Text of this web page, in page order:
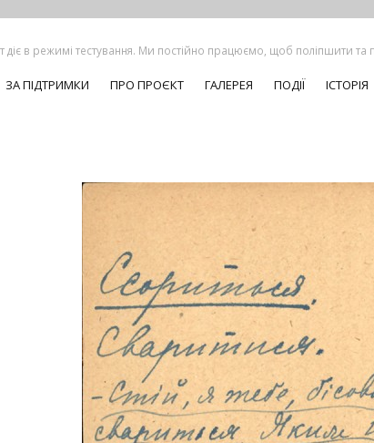
діє в режимі тестування. Ми постійно працюємо, щоб поліпшити та
ЗА ПІДТРИМКИ ПРО ПРОЄКТ ГАЛЕРЕЯ ПОДІЇ ІСТОРІЯ